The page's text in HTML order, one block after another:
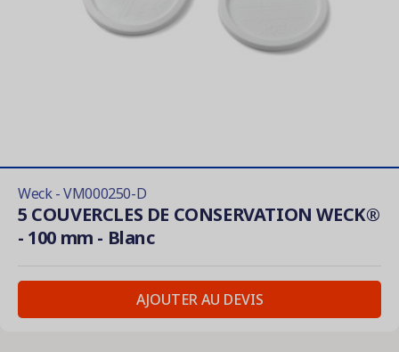
Weck - VM000250-D
5 COUVERCLES DE CONSERVATION WECK®
- 100 mm - Blanc
AJOUTER AU DEVIS